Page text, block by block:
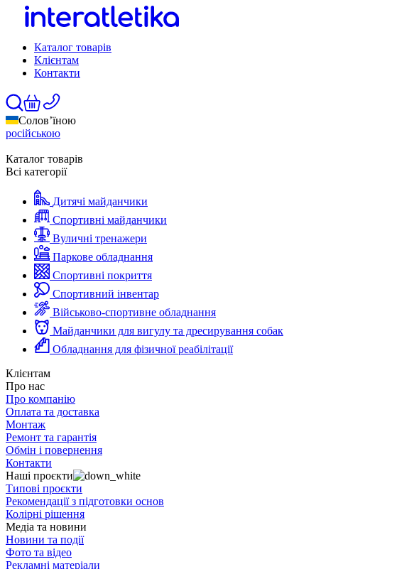
Каталог товарів
Клієнтам
Контакти
Солов’їною
російською
Каталог товарів
Всі категорії
Дитячі майданчики
Спортивні майданчики
Вуличні тренажери
Паркове обладнання
Спортивні покриття
Спортивний інвентар
Військово-спортивне обладнання
Майданчики для вигулу та дресирування собак
Обладнання для фізичної реабілітації
Клієнтам
Про нас
Про компанію
Оплата та доставка
Монтаж
Ремонт та гарантія
Обмін і повернення
Контакти
Наші проєкти
Типові проєкти
Рекомендації з підготовки основ
Колірні рішення
Медіа та новини
Новини та події
Фото та відео
Рекламні матеріали